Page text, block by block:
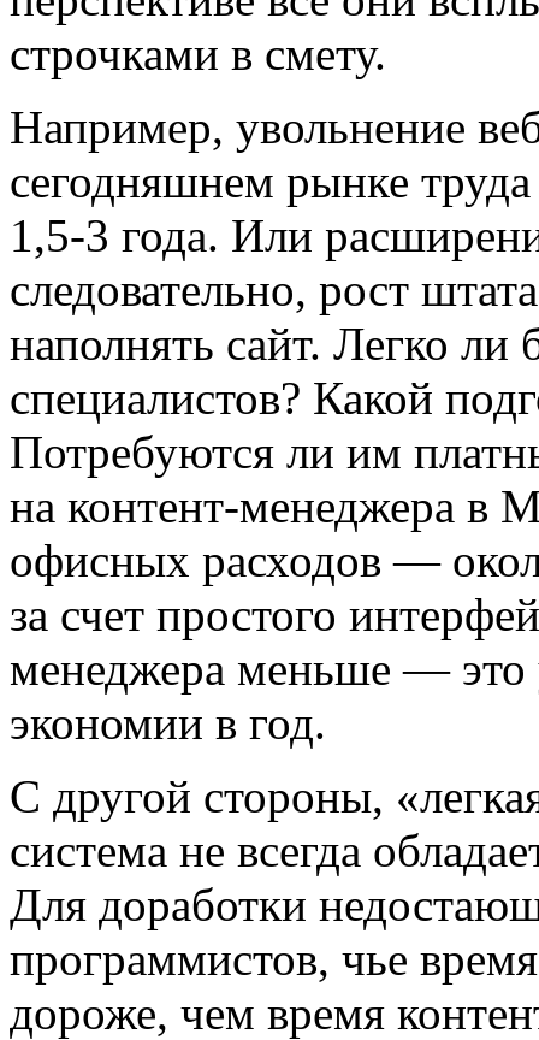
строчками в смету.
Например, увольнение
сегодняшнем рынке
1,5-3 года. Или
следовательно, рост
наполнять сайт. Легко ли
специалистов? Какой
Потребуются ли им
на контент-менеджера в
офисных расходов —
за счет простого
менеджера меньше — это
экономии в год.
С другой стороны,
система не всегда
Для доработки
программистов, чье
дороже, чем время